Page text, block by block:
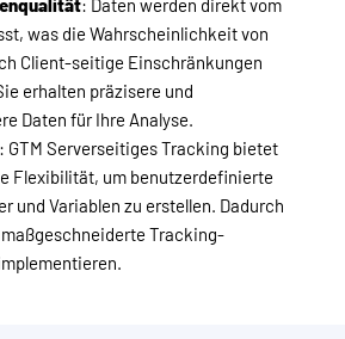
: Daten werden direkt vom
was die Wahrscheinlichkeit von
Client-seitige Einschränkungen
erhalten präzisere und
Daten für Ihre Analyse.
: GTM Serverseitiges Tracking bietet
Flexibilität, um benutzerdefinierte
und Variablen zu erstellen. Dadurch
Tracking-